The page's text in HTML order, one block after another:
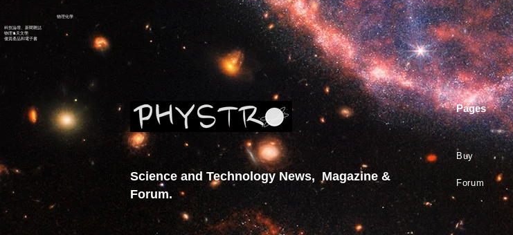
物理化學
科技論壇、新聞雜誌
物理 &天文學
優質產品和電子書
Science and Technology News, Magazine &
Forum.
Pages
Buy
Forum